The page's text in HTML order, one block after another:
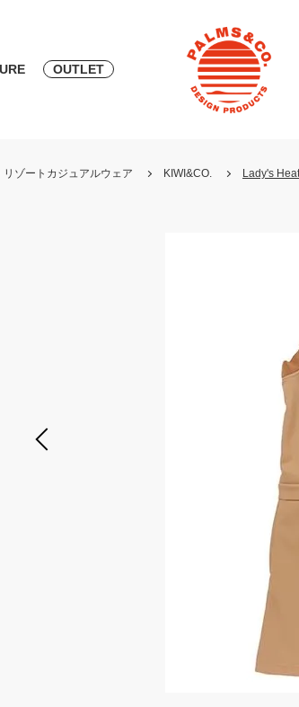
OUTLET
ゾートカジュアルウェア KIWI&CO. Lady's